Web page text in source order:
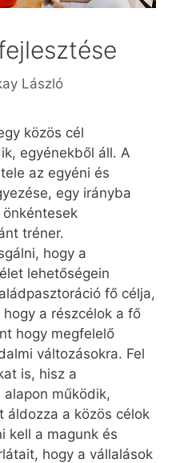
László
közös cél
egyénekből áll. A
az egyéni és
egy irányba
tréner.
hogy a
lehetőségein
fő célja,
a részcélok a fő
hogy megfelelő
változásokra. Fel
is, hisz a
működik,
áldozza a közös célok
kell a magunk és
hogy a vállalások